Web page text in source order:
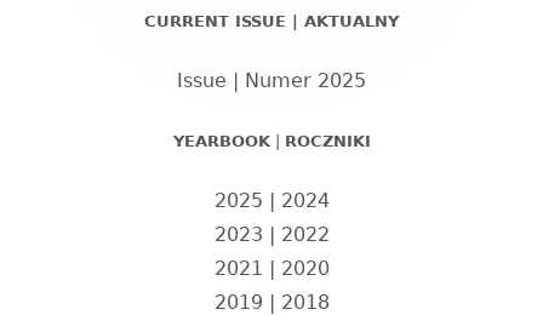
CURRENT ISSUE | AKTUALNY
Issue | Numer 2025
YEARBOOK| ROCZNIKI
2025 | 2024
2023 | 2022
2021 | 2020
2019 | 2018